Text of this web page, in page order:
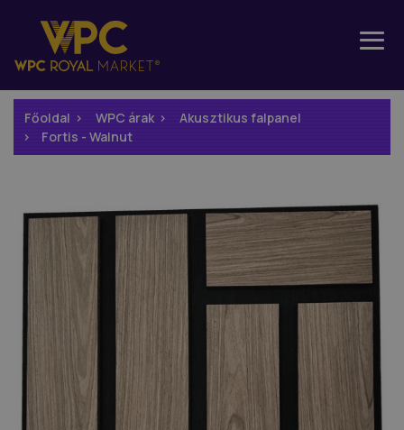
Főoldal WPC árak
Akusztikus falpanel
Fortis - Walnut